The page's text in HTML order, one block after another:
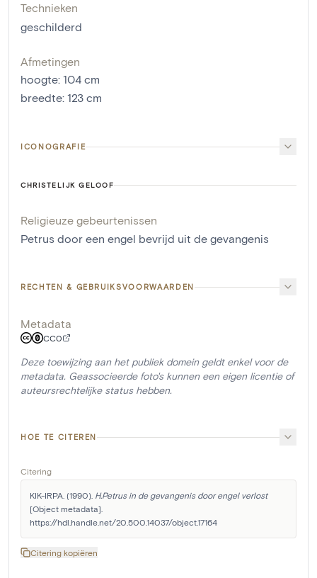
Technieken
geschilderd
Afmetingen
hoogte: 104 cm
breedte: 123 cm
ICONOGRAFIE
CHRISTELIJK GELOOF
Religieuze gebeurtenissen
Petrus door een engel bevrijd uit de gevangenis
RECHTEN & GEBRUIKSVOORWAARDEN
Metadata
CC0
Deze toewijzing aan het publiek domein geldt enkel voor de
metadata. Geassocieerde foto's kunnen een eigen licentie of
auteursrechtelijke status hebben.
HOE TE CITEREN
Citering
KIK-IRPA. (1990). H.Petrus in de gevangenis door engel verlost
[Object metadata].
https://hdl.handle.net/20.500.14037/object.17164
Citering kopiëren